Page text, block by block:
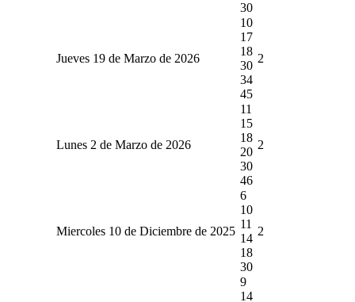
30
Jueves 19 de Marzo de 2026
10
17
18
30
34
45
2
Lunes 2 de Marzo de 2026
11
15
18
20
30
46
2
Miercoles 10 de Diciembre de 2025
6
10
11
14
18
30
2
9
14